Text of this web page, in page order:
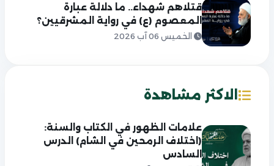
قتلاهم شهداء.. ما دلالة عبارة
المعصوم (ع) في رواية المشرقيين؟
الخميس 06 آب 2026
الاكثر مشاهدة
علامات الظهور في الكتاب والسنة:
(اختلاف الرمحين في الشام) الدرس
السادس